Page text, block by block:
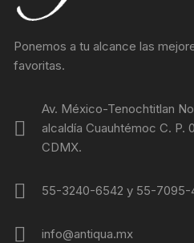
Ponemos a tu alcance las
favoritas.
Av. México-Tenochtitlan
alcaldía Cuauhtémoc C. P.
CDMX.
55-3240-6542 y 55-7095-
info@antiqua.mx